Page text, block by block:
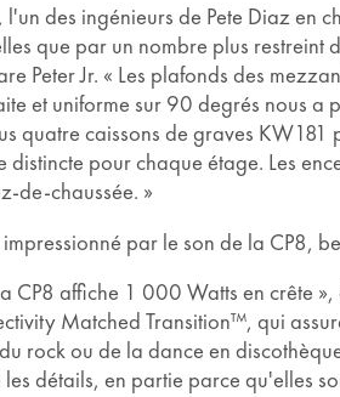
des ingénieurs de Pete Diaz en
que par un nombre plus restreint
Peter Jr. « Les plafonds des
et uniforme sur 90 degrés nous a
quatre caissons de graves KW181
distincte pour chaque étage. Les
de-chaussée. »
par le son de la CP8,
CP8 affiche 1 000 Watts en crête
Matched Transition™, qui
rock ou de la dance en
détails, en partie parce qu'elles